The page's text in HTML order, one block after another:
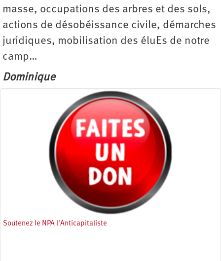
masse, occupations des arbres et des sols,
actions de désobéissance civile, démarches
juridiques, mobilisation des éluEs de notre
camp…
Dominique
Soutenez le NPA l'Anticapitaliste